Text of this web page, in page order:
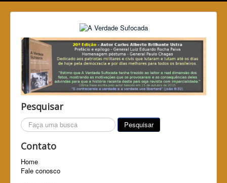
Pesquisar
Pesquisar... Pesquisar
Contato
Home
Fale conosco